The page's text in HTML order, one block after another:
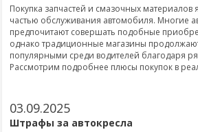
Покупка запчастей и смазочных материалов
частью обслуживания автомобиля. Многие
предпочитают совершать подобные
однако традиционные магазины продолжают
популярными среди водителей благодаря
Рассмотрим подробнее плюсы покупок в
03.09.2025
Штрафы за автокресла